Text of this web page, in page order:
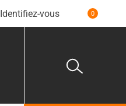
Identifiez-vous 0